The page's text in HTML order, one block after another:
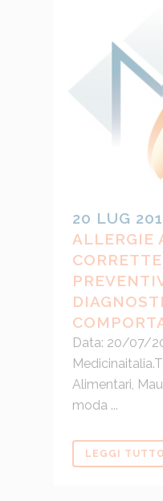
20 LUG
ALLERGIE
Data: 20/07/
Alimentari,
moda ...
LEGGI TUTTO